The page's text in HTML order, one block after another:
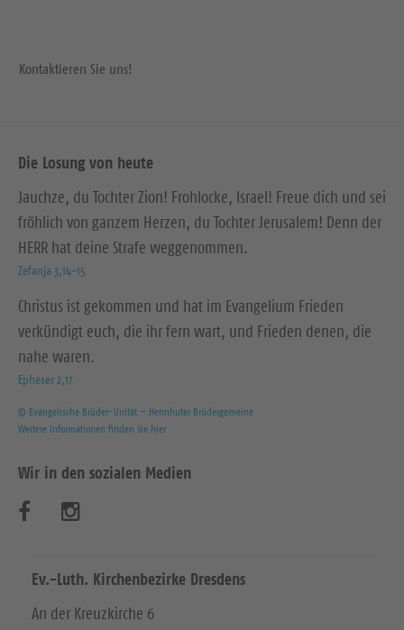
Kontaktieren Sie uns!
Die Losung von heute
Jauchze, du Tochter Zion! Frohlocke, Israel! Freue dich und sei
fröhlich von ganzem Herzen, du Tochter Jerusalem! Denn der
HERR hat deine Strafe weggenommen.
Zefanja 3,14-15
Christus ist gekommen und hat im Evangelium Frieden
verkündigt euch, die ihr fern wart, und Frieden denen, die
nahe waren.
Epheser 2,17
© Evangelische Brüder-Unität – Herrnhuter Brüdergemeine
Weitere Informationen finden Sie hier
Wir in den sozialen Medien
s
u
s
u
Ev.-Luth. Kirchenbezirke Dresdens
An der Kreuzkirche 6